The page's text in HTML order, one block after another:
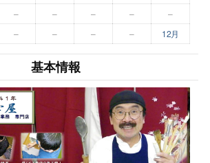
– – – –
–
– – – – 12月
基本情報